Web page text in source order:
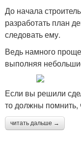
До начала
разработать план
следовать ему.
Ведь намного
выполняя
Если вы решили
то должны помнить,
читать дальше →